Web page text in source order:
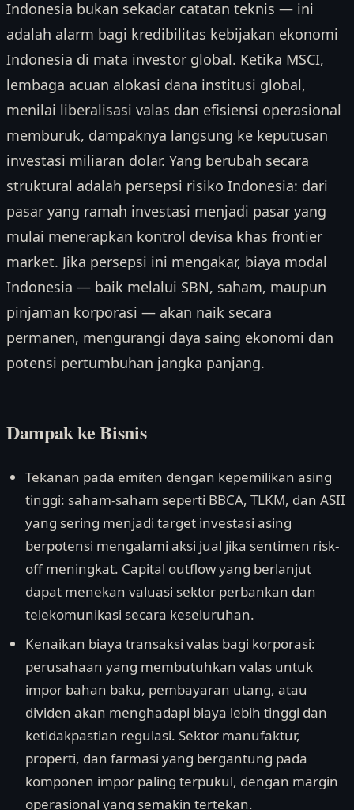
Indonesia bukan sekadar catatan teknis — ini
adalah alarm bagi kredibilitas kebijakan ekonomi
Indonesia di mata investor global. Ketika MSCI,
lembaga acuan alokasi dana institusi global,
menilai liberalisasi valas dan efisiensi operasional
memburuk, dampaknya langsung ke keputusan
investasi miliaran dolar. Yang berubah secara
struktural adalah persepsi risiko Indonesia: dari
pasar yang ramah investasi menjadi pasar yang
mulai menerapkan kontrol devisa khas frontier
market. Jika persepsi ini mengakar, biaya modal
Indonesia — baik melalui SBN, saham, maupun
pinjaman korporasi — akan naik secara
permanen, mengurangi daya saing ekonomi dan
potensi pertumbuhan jangka panjang.
Dampak ke Bisnis
Tekanan pada emiten dengan kepemilikan asing
tinggi: saham-saham seperti BBCA, TLKM, dan ASII
yang sering menjadi target investasi asing
berpotensi mengalami aksi jual jika sentimen risk-
off meningkat. Capital outflow yang berlanjut
dapat menekan valuasi sektor perbankan dan
telekomunikasi secara keseluruhan.
Kenaikan biaya transaksi valas bagi korporasi:
perusahaan yang membutuhkan valas untuk
impor bahan baku, pembayaran utang, atau
dividen akan menghadapi biaya lebih tinggi dan
ketidakpastian regulasi. Sektor manufaktur,
properti, dan farmasi yang bergantung pada
komponen impor paling terpukul, dengan margin
operasional yang semakin tertekan.